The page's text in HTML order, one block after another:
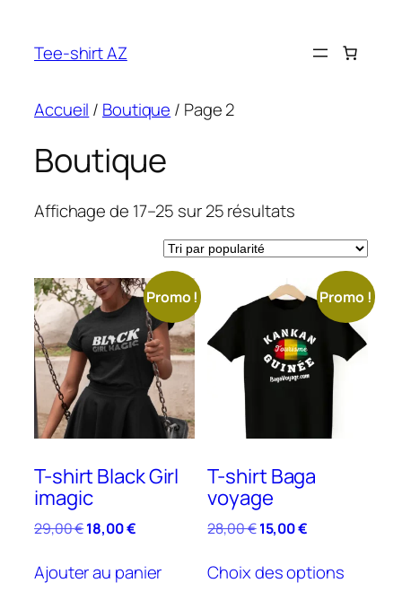
contenu
Tee-shirt AZ
Accueil / Boutique / Page 2
Boutique
Affichage de 17–25 sur 25 résultatsTrié
popularité
Promo !
T-shirt Black Girl
imagic
29,00€Le
initial
était :
18,00€Le
actuel
est :
Ajouter au panier
Promo !
T-shirt Baga
voyage
28,00€Le
initial
était :
15,00€Le
actuel
est :
Choix des optionsproduit